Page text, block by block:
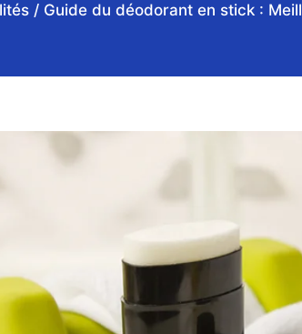
/ Guide du déodorant en stick :